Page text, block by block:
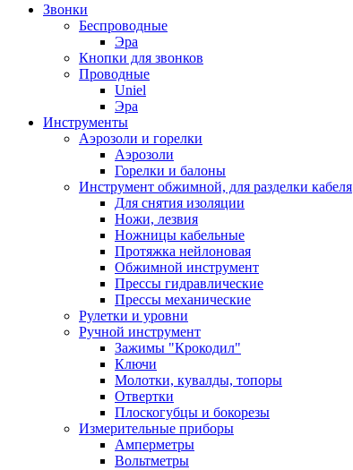
Звонки
Беспроводные
Эра
Кнопки для звонков
Проводные
Uniel
Эра
Инструменты
Аэрозоли и горелки
Аэрозоли
Горелки и балоны
Инструмент обжимной, для разделки кабеля
Для снятия изоляции
Ножи, лезвия
Ножницы кабельные
Протяжка нейлоновая
Обжимной инструмент
Прессы гидравлические
Прессы механические
Рулетки и уровни
Ручной инструмент
Зажимы "Крокодил"
Ключи
Молотки, кувалды, топоры
Отвертки
Плоскогубцы и бокорезы
Измерительные приборы
Амперметры
Вольтметры